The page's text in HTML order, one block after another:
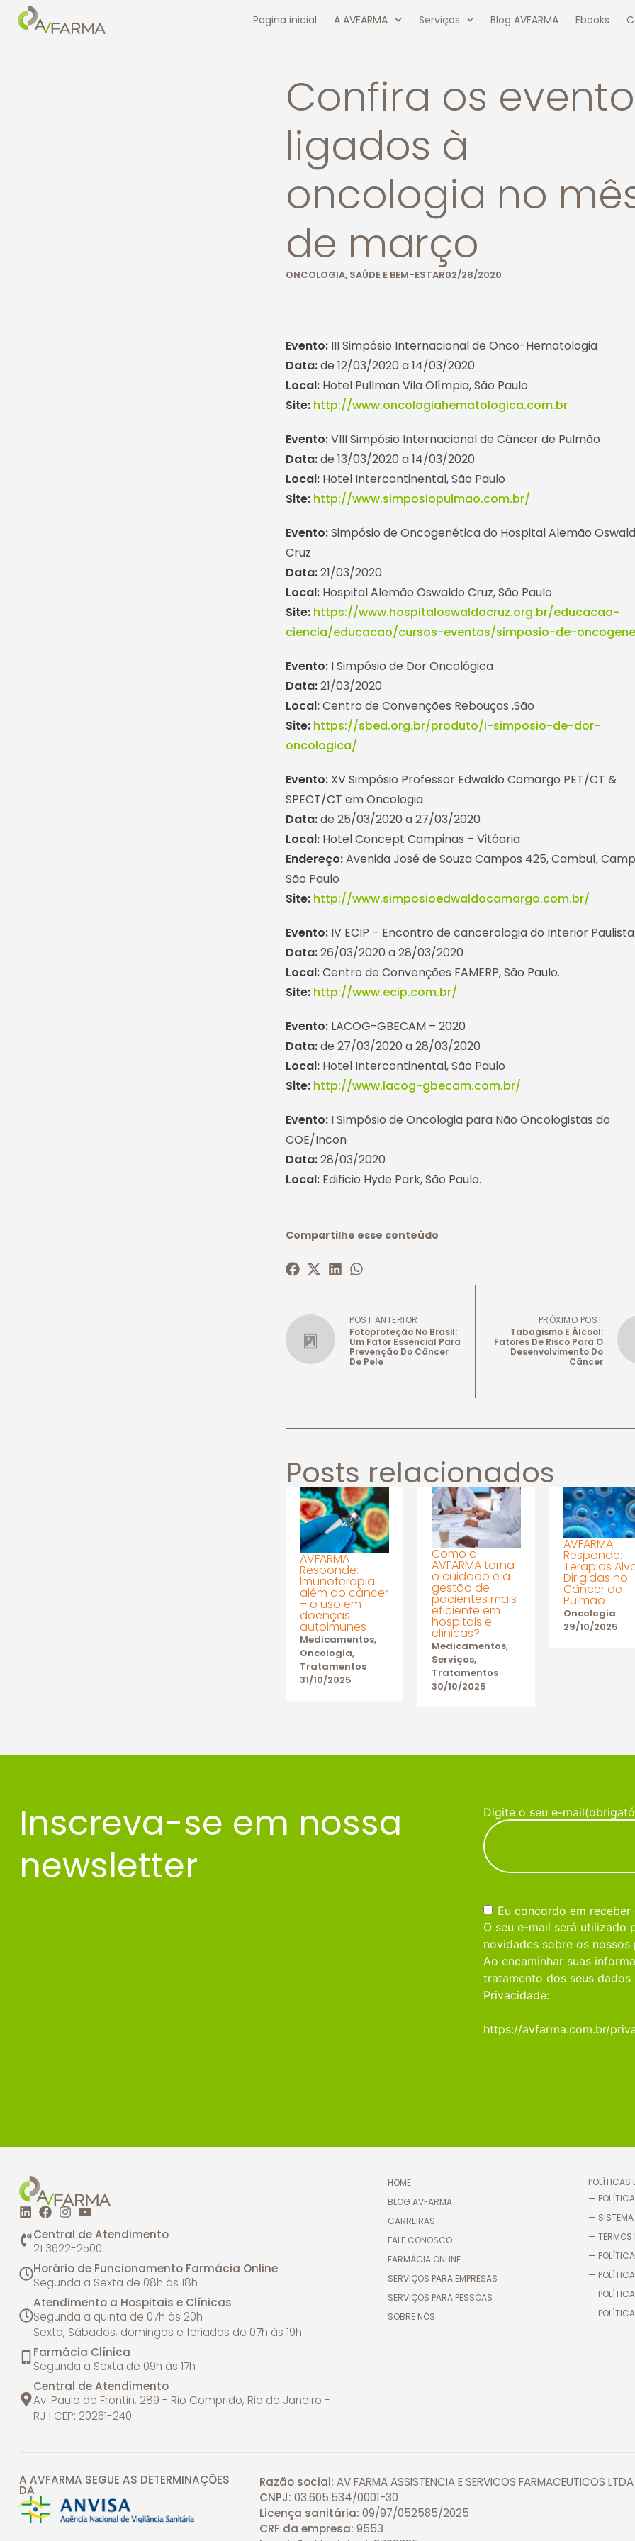
Pagina inicial A AVFARMA Serviços Blog AVFARMA Ebooks
Confira os
ligados à
oncologia no
de março
ONCOLOGIA, SAÚDE E BEM-ESTAR02/28/2020
Evento: III Simpósio Internacional de Onco-Hematologia
Data:de 12/03/2020 a 14/03/2020
Local: Hotel Pullman Vila Olímpia, São Paulo.
Site: http://www.oncologiahematologica.com.br
Evento:VIII Simpósio Internacional de Câncer de Pulmão
Data:de 13/03/2020 a 14/03/2020
Local: Hotel Intercontinental, São Paulo
Site: http://www.simposiopulmao.com.br/
Evento:Simpósio de Oncogenética do Hospital Alemão
Cruz
Data:21/03/2020
Local: Hospital Alemão Oswaldo Cruz, São Paulo
Site: https://www.hospitaloswaldocruz.org.br/educacao-
ciencia/educacao/cursos-eventos/simposio-de-
Evento: I Simpósio de Dor Oncológica
Data:21/03/2020
Local:Centro de Convenções Rebouças ,São
Site: https://sbed.org.br/produto/i-simposio-de-dor-
oncologica/
Evento: XV Simpósio Professor Edwaldo Camargo PET/CT &
SPECT/CT em Oncologia
Data:de 25/03/2020 a 27/03/2020
Local: Hotel Concept Campinas – Vitóaria
Endereço:Avenida José de Souza Campos 425, Cambuí,
São Paulo
Site: http://www.simposioedwaldocamargo.com.br/
Evento: IV ECIP – Encontro de cancerologia do Interior Paulista
Data:26/03/2020 a 28/03/2020
Local:Centro de Convenções FAMERP, São Paulo.
Site: http://www.ecip.com.br/
Evento: LACOG-GBECAM – 2020
Data:de 27/03/2020 a 28/03/2020
Local: Hotel Intercontinental, São Paulo
Site: http://www.lacog-gbecam.com.br/
Evento: I Simpósio de Oncologia para Não Oncologistas do
COE/Incon
Data:28/03/2020
Local: Edificio Hyde Park, São Paulo.
Compartilhe esse conteúdo
POST ANTERIOR
Fotoproteção No Brasil:
Um Fator Essencial Para
Prevenção Do Câncer
De Pele
PRÓXIMO POST
Tabagismo E Álcool:
Fatores De Risco Para O
Desenvolvimento Do
Câncer
Posts relacionados
AVFARMA
Responde:
Imunoterapia
além do câncer
– o uso em
doenças
autoimunes
Medicamentos,
Oncologia,
Tratamentos
31/10/2025
Como a
AVFARMA torna
o cuidado e a
gestão de
pacientes mais
eficiente em
hospitais e
clínicas?
Medicamentos,
Serviços,
Tratamentos
30/10/2025
AVFARMA
Responde:
Terapias
Dirigidas no
Câncer de
Pulmão
Oncologia
29/10/2025
Inscreva-se em nossa
newsletter
Digite o seu e-mail
Consentimento(obrigatório)
Eu concordo em receber
O seu e-mail será utilizado
novidades sobre os nossos
Ao encaminhar suas
tratamento dos seus dados
Privacidade:
https://avfarma.com.br/
Central de Atendimento
21 3622-2500
Horário de Funcionamento Farmácia Online
Segunda a Sexta de 08h às 18h
Atendimento a Hospitais e Clínicas
Segunda a quinta de 07h às 20h
Sexta, Sábados, domingos e feriados de 07h às 19h
Farmácia Clínica
Segunda a Sexta de 09h às 17h
Central de Atendimento
Av. Paulo de Frontin, 289 - Rio Comprido, Rio de Janeiro -
RJ | CEP: 20261-240
HOME
BLOG AVFARMA
CARREIRAS
FALE CONOSCO
FARMÁCIA ONLINE
SERVIÇOS PARA EMPRESAS
SERVIÇOS PARA PESSOAS
SOBRE NÓS
POLÍTICAS
— POLÍTICA
— SISTEMA
— TERMOS
—
—
—
—
A AVFARMA SEGUE AS DETERMINAÇÕES
DA
Razão social: AV FARMA ASSISTENCIA E SERVICOS FARMACEUTICOS LTDA
CNPJ: 03.605.534/0001-30
Licença sanitária: 09/97/052585/2025
CRF da empresa: 9553